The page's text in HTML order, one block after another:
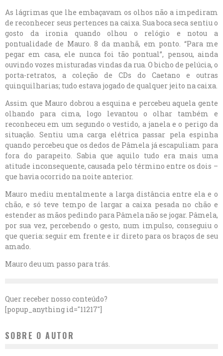
As lágrimas que lhe embaçavam os olhos não a impediram
de reconhecer seus pertences na caixa. Sua boca seca sentiu o
gosto da ironia quando olhou o relógio e notou a
pontualidade de Mauro. 8 da manhã, em ponto. “Para me
pegar em casa, ele nunca foi tão pontual”, pensou, ainda
ouvindo vozes misturadas vindas da rua. O bicho de pelúcia, o
porta-retratos, a coleção de CDs do Caetano e outras
quinquilharias; tudo estava jogado de qualquer jeito na caixa.
Assim que Mauro dobrou a esquina e percebeu aquela gente
olhando para cima, logo levantou o olhar também e
reconheceu em um segundo o vestido, a janela e o perigo da
situação. Sentiu uma carga elétrica passar pela espinha
quando percebeu que os dedos de Pâmela já escapuliam para
fora do parapeito. Sabia que aquilo tudo era mais uma
atitude inconsequente, causada pelo término entre os dois –
que havia ocorrido na noite anterior.
Mauro mediu mentalmente a larga distância entre ela e o
chão, e só teve tempo de largar a caixa pesada no chão e
estender as mãos pedindo para Pâmela não se jogar. Pâmela,
por sua vez, percebendo o gesto, num impulso, conseguiu o
que queria: seguir em frente e ir direto para os braços de seu
amado.
Mauro deu um passo para trás.
Quer receber nosso conteúdo?
[popup_anything id="11217"]
SOBRE O AUTOR